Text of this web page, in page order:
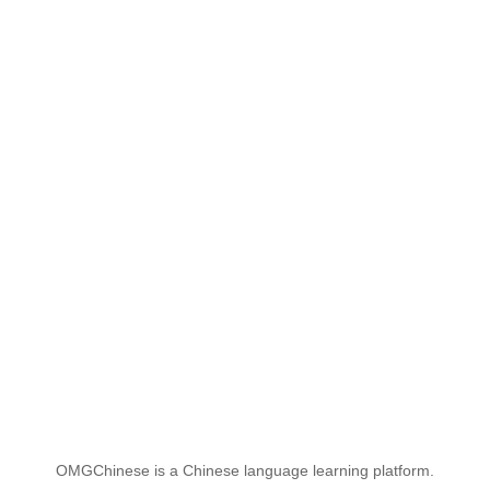
OMGChinese is a Chinese language learning platform.